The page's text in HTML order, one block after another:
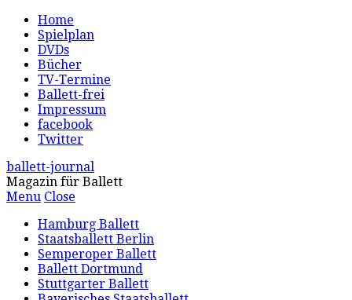
Home
Spielplan
DVDs
Bücher
TV-Termine
Ballett-frei
Impressum
facebook
Twitter
ballett-journal
Magazin für Ballett
Menu Close
Hamburg Ballett
Staatsballett Berlin
Semperoper Ballett
Ballett Dortmund
Stuttgarter Ballett